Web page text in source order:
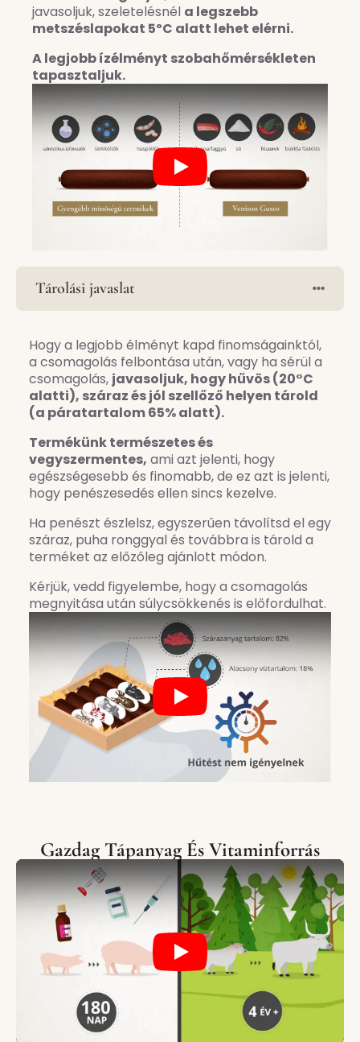
javasoljuk, szeletelésnél a legszebb
metszéslapokat 5ºC alatt lehet elérni.
A legjobb ízélményt szobahőmérsékleten
tapasztaljuk.
Play
Tárolási javaslat
Play
Hogy a legjobb élményt kapd finomságainktól,
a csomagolás felbontása után, vagy ha sérül a
csomagolás, javasoljuk, hogy hűvös (20°C
alatti), száraz és jól szellőző helyen tárold
(a páratartalom 65% alatt).
Termékünk természetes és
vegyszermentes, ami azt jelenti, hogy
egészségesebb és finomabb, de ez azt is jelenti,
hogy penészesedés ellen sincs kezelve.
Ha penészt észlelsz, egyszerűen távolítsd el egy
száraz, puha ronggyal és továbbra is tárold a
terméket az előzőleg ajánlott módon.
Kérjük, vedd figyelembe, hogy a csomagolás
megnyitása után súlycsökkenés is előfordulhat.
Gazdag Tápanyag És Vitaminforrás
Play